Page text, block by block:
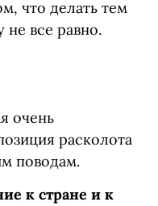
что делать тем
все равно.
очень
расколота
поводам.
к стране и к